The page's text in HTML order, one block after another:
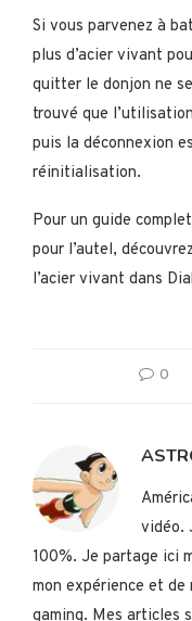
Si vous parvenez à
plus d’acier vivant
quitter le donjon ne
trouvé que
puis la déconnexion
réinitialisation.
Pour un guide
pour l’autel,
l’acier vivant dans
0
vidéo.
100%. Je partage ici
mon expérience et de
gaming. Mes articles